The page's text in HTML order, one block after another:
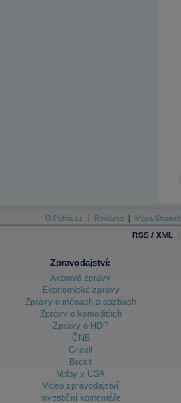
O Patria.cz Reklama Mapa Stránek
RSS / XML |
Zpravodajství:
Akciové zprávy
Ekonomické zprávy
Zprávy o měnách a sazbách
Zprávy o komoditách
Zprávy o HDP
ČNB
Grexit
Brexit
Volby v USA
Video zpravodajství
Investiční komentáře